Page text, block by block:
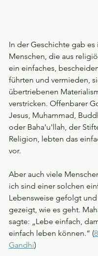
In der Geschichte gab
Menschen, die aus
ein einfaches,
führten und vermieden,
übertriebenen
verstricken. Offenbarer
Jesus, Muhammad,
oder Baha'u'llah, der
Religion, lebten das
vor.
Aber auch viele
ich sind einer solchen
Lebensweise gefolgt
gezeigt, wie es geht.
sagte: „Lebe einfach,
einfach leben können.“ (
Gandhi)